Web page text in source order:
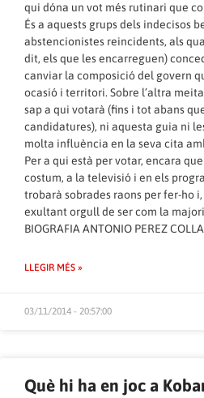
qui dóna un vot més rutinari que
És a aquests grups dels indecisos
abstencionistes reincidents, als
dit, els que les encarreguen)
canviar la composició del govern
ocasió i territori. Sobre l’altra
sap a qui votarà (fins i tot abans
candidatures), ni aquesta guia ni
molta influència en la seva cita
Per a qui està per votar, encara
costum, a la televisió i en els
trobarà sobrades raons per fer-ho
exultant orgull de ser com la
BIOGRAFIA ANTONIO PEREZ
LLEGIR MÉS »
03/11/2014 - 20:57:00
Què hi ha en joc a